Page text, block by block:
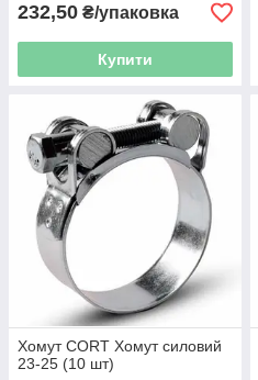
232,50 ₴/упаковка
Купити
Хомут CORT Хомут силовий
23-25 (10 шт)